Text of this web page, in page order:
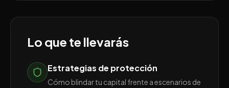
Lo que te llevarás
Estrategias de protección
Cómo blindar tu capital frente a escenarios de